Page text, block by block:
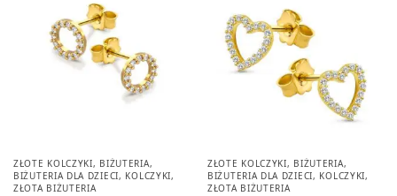
ZŁOTE KOLCZYKI, BIŻUTERIA,
BIŻUTERIA DLA DZIECI, KOLCZYKI,
ZŁOTA BIŻUTERIA
ZŁOTE KOLCZYKI, BIŻUTERIA,
BIŻUTERIA DLA DZIECI, KOLCZYKI,
ZŁOTA BIŻUTERIA